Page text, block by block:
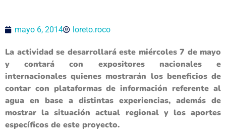
mayo 6, 2014 loreto.roco
La actividad se desarrollará este miércoles 7 de mayo
y contará con expositores nacionales e
internacionales quienes mostrarán los beneficios de
contar con plataformas de información referente al
agua en base a distintas experiencias, además de
mostrar la situación actual regional y los aportes
específicos de este proyecto.